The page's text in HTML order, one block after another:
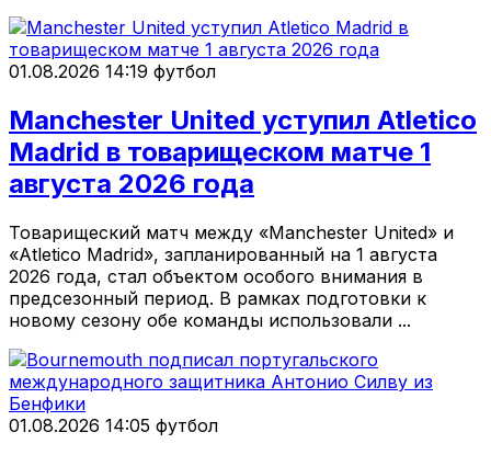
01.08.2026 14:19 футбол
Manchester United уступил Atletico
Madrid в товарищеском матче 1
августа 2026 года
Товарищеский матч между «Manchester United» и
«Atletico Madrid», запланированный на 1 августа
2026 года, стал объектом особого внимания в
предсезонный период. В рамках подготовки к
новому сезону обе команды использовали ...
01.08.2026 14:05 футбол